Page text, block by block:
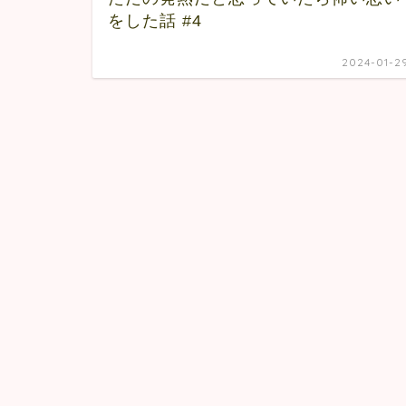
をした話 #4
2024-01-